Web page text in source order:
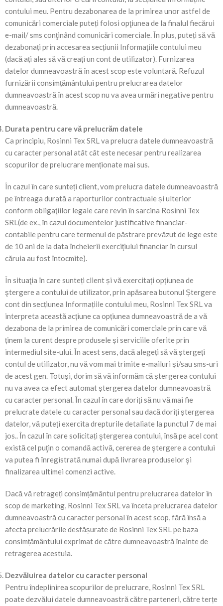
contului meu. Pentru dezabonarea de la primirea unor astfel de
comunicări comerciale puteți folosi opţiunea de la finalul fiecărui
e-mail/ sms conţinând comunicări comerciale. În plus, puteți să vă
dezabonați prin accesarea secțiunii Informațiile contului meu
(dacă ați ales să vă creați un cont de utilizator). Furnizarea
datelor dumneavoastră în acest scop este voluntară. Refuzul
furnizării consimțământului pentru prelucrarea datelor
dumneavoastră în acest scop nu va avea urmări negative pentru
dumneavoastră.
Durata pentru care vă prelucrăm datele
Ca principiu, Rosinni Tex SRL va prelucra datele dumneavoastră
cu caracter personal atât cât este necesar pentru realizarea
scopurilor de prelucrare menționate mai sus.
În cazul în care sunteți client, vom prelucra datele dumneavoastră
pe întreaga durată a raporturilor contractuale și ulterior
conform obligaţiilor legale care revin în sarcina Rosinni Tex
SRL(de ex., în cazul documentelor justificative financiar-
contabile pentru care termenul de păstrare prevăzut de lege este
de 10 ani de la data încheierii exerciţiului financiar în cursul
căruia au fost întocmite).
În situaţia în care sunteți client și vă exercitați opțiunea de
ştergere a contului de utilizator, prin apăsarea butonul Ștergere
cont din secțiunea Informațiile contului meu, Rosinni Tex SRL va
interpreta această acțiune ca opțiunea dumneavoastră de a vă
dezabona de la primirea de comunicări comerciale prin care vă
ținem la curent despre produsele și serviciile oferite prin
intermediul site-ului. În acest sens, dacă alegeți să vă ștergeți
contul de utilizator, nu vă vom mai trimite e-mailuri și/sau sms-uri
de acest gen. Totuși, dorim să vă informăm că ștergerea contului
nu va avea ca efect automat ștergerea datelor dumneavoastră
cu caracter personal. În cazul în care doriți să nu vă mai fie
prelucrate datele cu caracter personal sau dacă doriți ștergerea
datelor, vă puteți exercita drepturile detaliate la punctul 7 de mai
jos.. În cazul în care solicitați ştergerea contului, însă pe acel cont
există cel puţin o comandă activă, cererea de ştergere a contului
va putea fi înregistrată numai după livrarea produselor şi
finalizarea ultimei comenzi active.
Dacă vă retrageți consimțământul pentru prelucrarea datelor în
scop de marketing, Rosinni Tex SRL va înceta prelucrarea datelor
dumneavoastră cu caracter personal în acest scop, fără însă a
afecta prelucrările desfășurate de Rosinni Tex SRL pe baza
consimțământului exprimat de către dumneavoastră înainte de
retragerea acestuia.
Dezvăluirea datelor cu caracter personal
Pentru îndeplinirea scopurilor de prelucrare, Rosinni Tex SRL
poate dezvălui datele dumneavoastră către parteneri, către terțe